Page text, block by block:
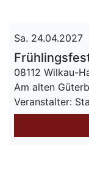
Sa. 24.04.2027
08112 Wilkau-
Am alten
Veranstalter: